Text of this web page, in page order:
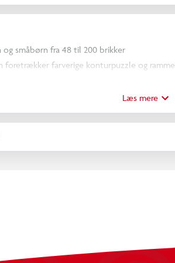
og småbørn fra 48 til 200 brikker
foretrækker farverige konturpuzzle og
gennem leg med de store, lette at gribe fat i
Læs mere